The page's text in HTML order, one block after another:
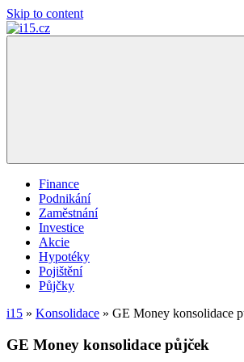
Skip to content
Finance
Podnikání
Zaměstnání
Investice
Akcie
Hypotéky
Pojištění
Půjčky
i15 » Konsolidace » GE Money konsolidace
GE Money konsolidace půjček